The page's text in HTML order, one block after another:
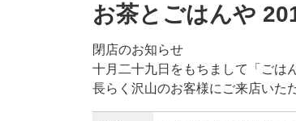
お茶とごはんや
閉店のお知らせ
十月二十九日をもちまして「ごは
長らく沢山のお客様にご来店いた